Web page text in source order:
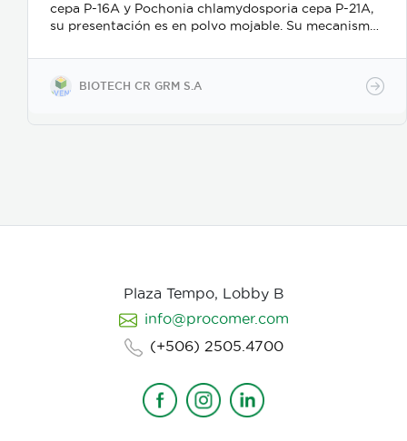
cepa P-16A y Pochonia chlamydosporia cepa P-21A,
su presentación es en polvo mojable. Su mecanismo
contacto, se adhiere a las masas de huevos, forma
apresorios con hifas que ingresan a través de los
poros de la vitelina, posteriormente prolifera en los
BIOTECH CR GRM S.A
Plaza Tempo, Lobby B
info@procomer.com
(+506) 2505.4700